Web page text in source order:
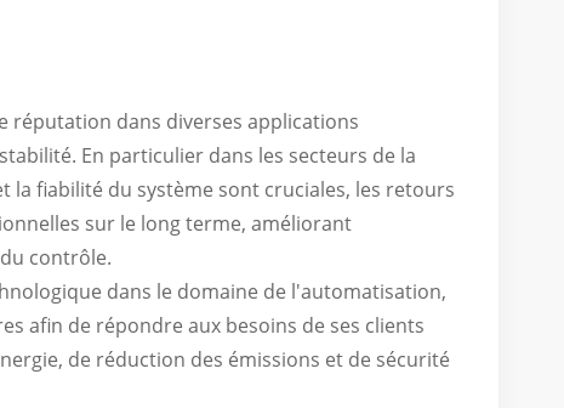
réputation dans diverses applications
En particulier dans les secteurs de la
fiabilité du système sont cruciales, les retours
sur le long terme, améliorant
contrôle.
dans le domaine de l'automatisation,
afin de répondre aux besoins de ses clients
de réduction des émissions et de sécurité